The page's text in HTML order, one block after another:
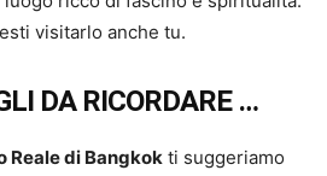
visitarlo anche tu.
DA RICORDARE …
Reale di Bangkok ti suggeriamo